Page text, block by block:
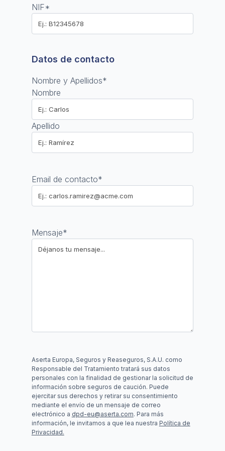
NIF*
Datos de contacto
Nombre y Apellidos*
Nombre
Apellido
Email de contacto*
Mensaje*
Aserta Europa, Seguros y Reaseguros, S.A.U. como
Responsable del Tratamiento tratará sus datos
personales con la finalidad de gestionar la solicitud de
información sobre seguros de caución. Puede
ejercitar sus derechos y retirar su consentimiento
mediante el envío de un mensaje de correo
electrónico a dpd-eu@aserta.com. Para más
información, le invitamos a que lea nuestra Política de
Privacidad.